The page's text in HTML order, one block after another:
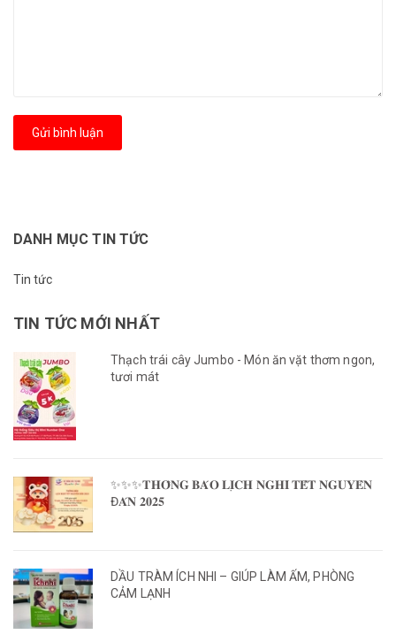
Gửi bình luận
DANH MỤC TIN TỨC
Tin tức
TIN TỨC MỚI NHẤT
Thạch trái cây Jumbo - Món ăn vặt thơm ngon,
tươi mát
✨✨✨𝐓𝐇𝐎̂𝐍𝐆 𝐁𝐀́𝐎 𝐋𝐈̣𝐂𝐇 𝐍𝐆𝐇𝐈̉ 𝐓𝐄̂́𝐓 𝐍𝐆𝐔𝐘𝐄̂𝐍
Đ𝐀́𝐍 𝟐𝟎𝟐𝟓
DẦU TRÀM ÍCH NHI – GIÚP LÀM ẤM, PHÒNG
CẢM LẠNH